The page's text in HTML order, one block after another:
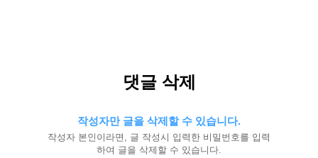
댓글 삭제
작성자만 글을 삭제할 수 있습니다.
작성자 본인이라면, 글 작성시 입력한 비밀번호를 입력
하여 글을 삭제할 수 있습니다.